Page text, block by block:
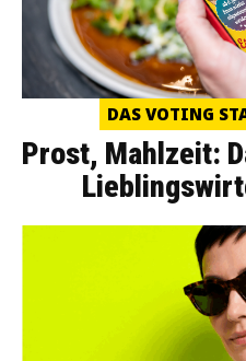
DAS VOTING
Prost, Mahlzeit: